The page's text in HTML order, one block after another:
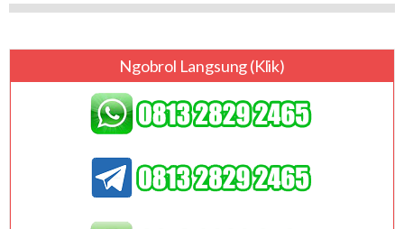
Ngobrol Langsung (klik)